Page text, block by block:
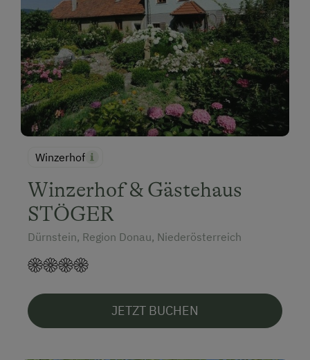
Winzerhof
Winzerhof & Gästehaus
STÖGER
Dürnstein, Region Donau, Niederösterreich
JETZT BUCHEN